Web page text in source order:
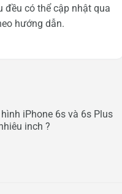
đều có thể cập nhật qua
hướng dẫn.
iPhone 6s và 6s Plus
inch ?